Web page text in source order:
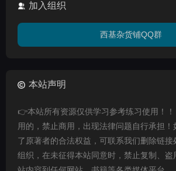
加入组织
西基杂货铺QQ群
本站声明
👉本站所有资源仅供学习参考练习使用！
用的，禁止商用，出现法律问题自行承担
了原著者的合法权益，可联系我们删除链
组织，在未征得本站同意时，禁止复制、盗